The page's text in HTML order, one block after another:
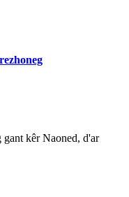
gant kêr Naoned, d'ar